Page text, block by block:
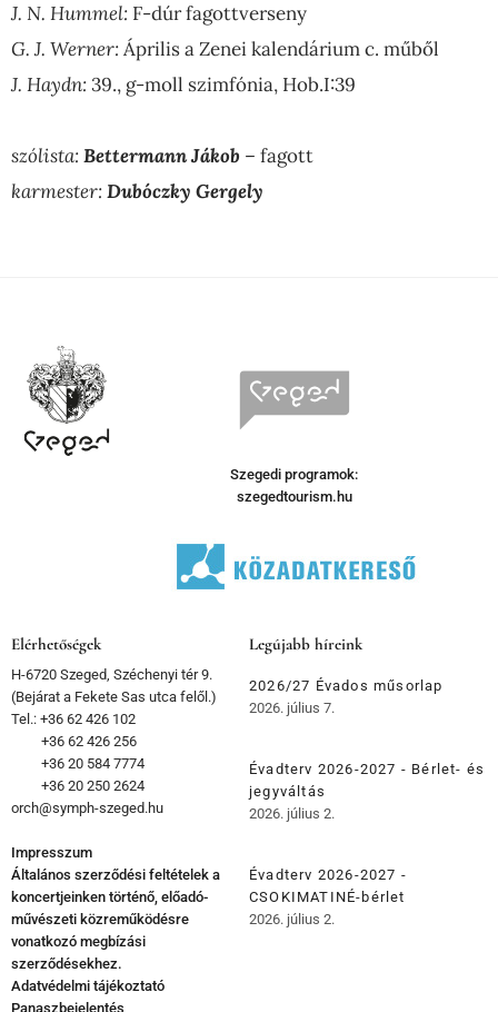
J. N. Hummel: F-dúr fagottverseny
G. J. Werner:Április a Zenei kalendárium c. műből
J. Haydn:39., g-moll szimfónia, Hob.I:39
szólista:Bettermann Jákob – fagott
karmester:Dubóczky Gergely
Szegedi programok:
szegedtourism.hu
Elérhetőségek
H-6720 Szeged, Széchenyi tér 9.
(Bejárat a Fekete Sas utca felől.)
Tel.: +36 62 426 102
+36 62 426 256
+36 20 584 7774
+36 20 250 2624
orch@symph-szeged.hu
Impresszum
Általános szerződési feltételek a
koncertjeinken történő, előadó-
művészeti közreműködésre
vonatkozó megbízási
szerződésekhez.
Adatvédelmi tájékoztató
Panaszbejelentés
Legújabb híreink
2026/27 Évados műsorlap
2026. július 7.
Évadterv 2026-2027 - Bérlet- és
jegyváltás
2026. július 2.
Évadterv 2026-2027 -
CSOKIMATINÉ-bérlet
2026. július 2.